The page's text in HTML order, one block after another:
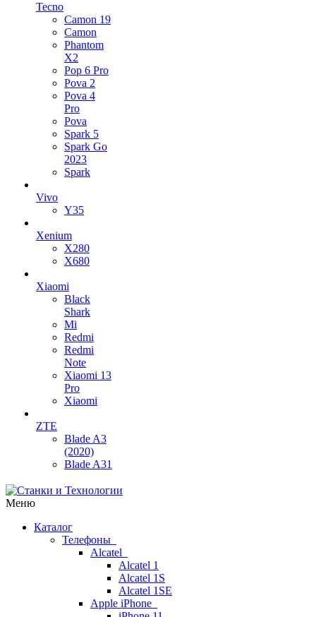
Tecno
Camon 19
Camon
Phantom
X2
Pop 6 Pro
Pova 2
Pova 4
Pro
Pova
Spark 5
Spark Go
2023
Spark
Vivo
Y35
Xenium
X280
X680
Xiaomi
Black
Shark
Mi
Redmi
Redmi
Note
Xiaomi 13
Pro
Xiaomi
ZTE
Blade A3
(2020)
Blade A31
Меню
Каталог
Телефоны
Alcatel
Alcatel 1
Alcatel 1S
Alcatel 1SE
Apple iPhone